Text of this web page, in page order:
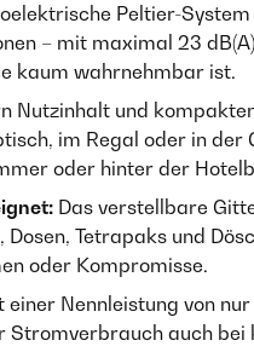
Peltier-
– mit maximal 23
kaum wahrnehmbar ist.
Nutzinhalt und
im Regal oder in der
oder hinter der
Das verstellbare
Tetrapaks und
oder Kompromisse.
einer Nennleistung von
Stromverbrauch auch bei